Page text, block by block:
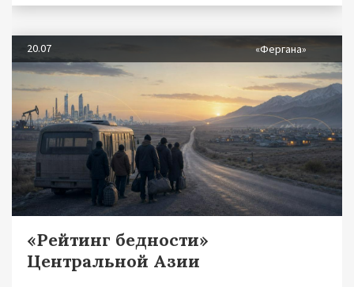
20.07 «Фергана»
«Рейтинг бедности»
Центральной Азии